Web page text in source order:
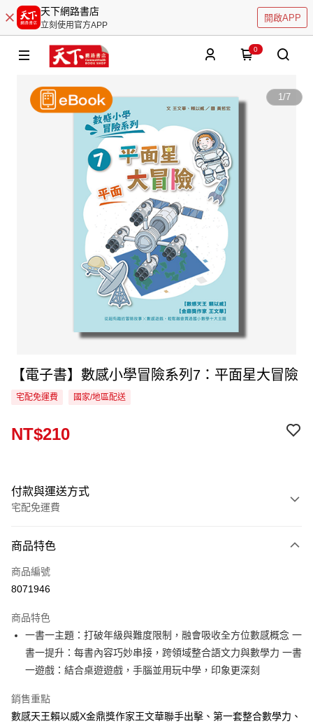
天下網路書店
立刻使用官方APP
開啟APP
0
1/7
【電子書】數感小學冒險系列7：平面星大冒險
宅配免運費 國家/地區配送
NT$210
付款與運送方式
宅配免運費
信用卡一次付款
LINE Pay
街口支付
悠遊付
運送方式
商品特色
商品編號
8071946
商品特色
一書一主題：打破年級與難度限制，融會吸收全方位數感概念 一
書一提升：每書內容巧妙串接，跨領域整合語文力與數學力 一書
一遊戲：結合桌遊遊戲，手腦並用玩中學，印象更深刻
銷售重點
數感天王賴以威X金鼎獎作家王文華聯手出擊、第一套整合數學力、